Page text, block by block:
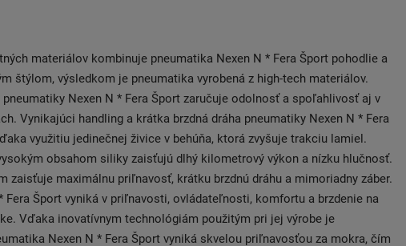
materiálov kombinuje pneumatika Nexen N * Fera Šport pohodlie a
štýlom, výsledkom je pneumatika vyrobená z high-tech materiálov.
Nexen N * Fera Šport zaručuje odolnosť a spoľahlivosť aj v
Vynikajúci handling a krátka brzdná dráha pneumatiky Nexen N * Fera
využitiu jedinečnej živice v behúňa, ktorá zvyšuje trakciu lamiel.
obsahom siliky zaisťujú dlhý kilometrový výkon a nízku hlučnosť.
zaisťuje maximálnu priľnavosť, krátku brzdnú dráhu a mimoriadny záber.
Fera Šport vyniká v priľnavosti, ovládateľnosti, komfortu a brzdenie na
Vďaka inovatívnym technológiám použitým pri jej výrobe je
Nexen N * Fera Šport vyniká skvelou priľnavosťou za mokra, čím